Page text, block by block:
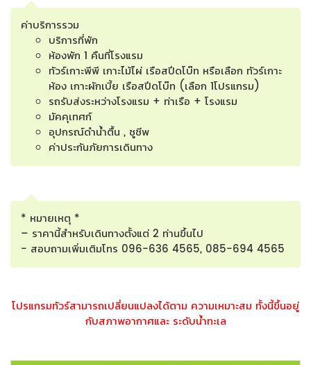
ค่าบริการรวม
บริการที่พัก
ห้องพัก 1 คืนที่โรงแรม
ทัวร์เกาะพีพี เกาะไม้ไผ่ เรือสปีดโบ๊ท หรือเลือก ทัวร์เกาะ
ห้อง เกาะผักเบี้ย เรือสปีดโบ๊ท (เลือก 1โปรแกรม)
รถรับส่งระหว่างโรงแรม + ท่าเรือ + โรงแรม
มัคคุเทศก์
อุปกรณ์ดำน้ำตื้น , ชูชีพ
ค่าประกันภัยการเดินทาง
* หมายเหตุ *
– ราคานี้สำหรับเดินทางตั้งแต่ 2 ท่านขึ้นไป
- สอบถามเพิ่มเติมโทร 096-636 4565, 085-694 4565
โปรแกรมทัวร์สามารถเปลี่ยนแปลงได้ตาม ความเหมาะสม ทั้งนี้ขึ้นอยู่
กับสภาพอากาศและ ระดับน้ำทะเล